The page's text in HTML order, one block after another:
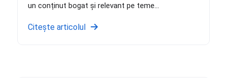
un conținut bogat și relevant pe teme...
Citește articolul